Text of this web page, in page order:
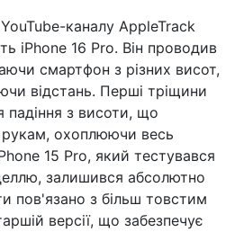
каналу AppleTrack
iPhone 16 Pro. Він проводив
смартфон з різних висот,
відстань. Перші тріщини
падіння з висоти, що
рукам, охоплюючи весь
15 Pro, який тестувався
залишився абсолютно
пов'язано з більш товстим
версії, що забезпечує